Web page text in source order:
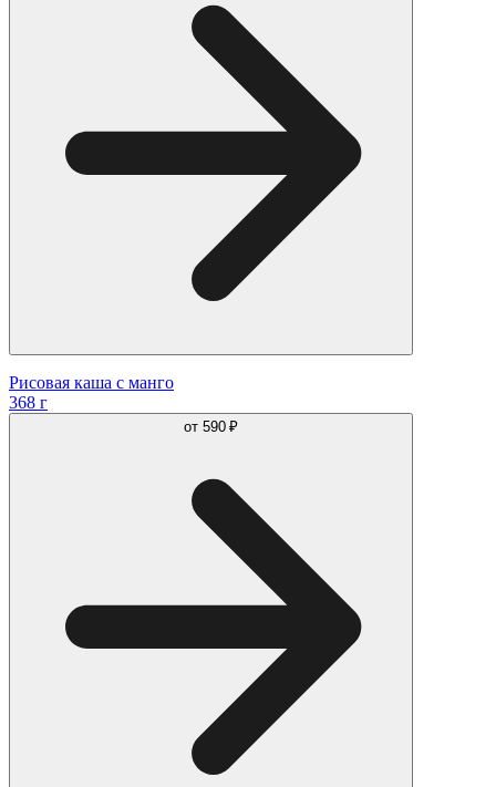
Рисовая каша с манго
368 г
от 590 ₽